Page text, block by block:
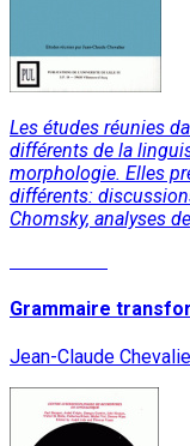
Les études réunies
différents de la
morphologie. Elles
différents:
Chomsky, analyses
Grammaire
Jean-Claude